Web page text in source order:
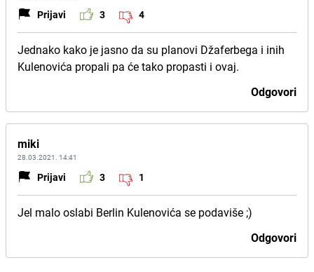
Prijavi 3 4
Jednako kako je jasno da su planovi Džaferbega i inih
Kulenovića propali pa će tako propasti i ovaj.
Odgovori
miki
28.03.2021. 14:41
Prijavi 3 1
Jel malo oslabi Berlin Kulenovića se podaviše ;)
Odgovori